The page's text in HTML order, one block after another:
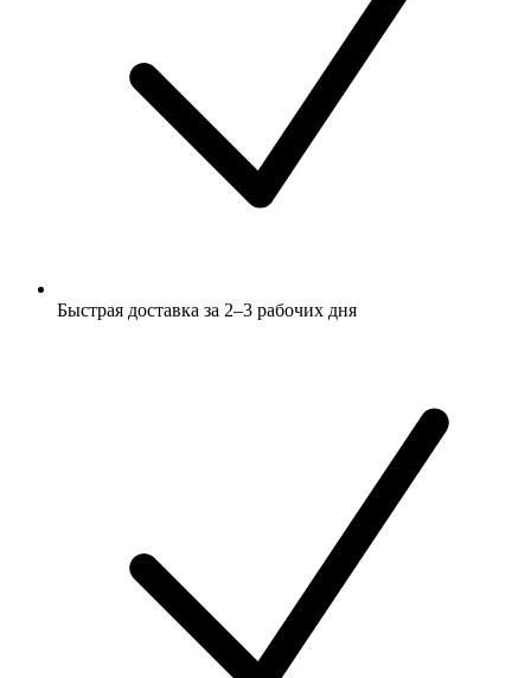
Быстрая доставка за 2–3 рабочих дня